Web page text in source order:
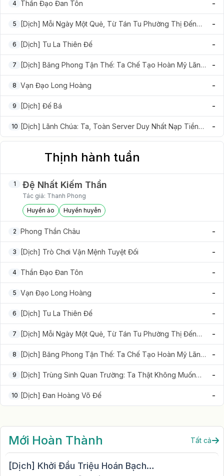
4 Thần Đạo Đan Tôn -
5
[Dịch] Mỗi Ngày Một Quẻ, Từ Tán Tu Phường Thị Đến
Trường Sinh Tiên Tôn
-
6 [Dịch] Tu La Thiên Đế -
7
[Dịch] Băng Phong Tận Thế: Ta Chế Tạo Hoàn Mỹ Lãnh
Địa
-
8 Vạn Đạo Long Hoàng -
9 [Dịch] Đế Bá -
10 [Dịch] Lãnh Chúa: Ta, Toàn Server Duy Nhất Nạp Tiền
Người Chơi
-
Thịnh hành tuần
1 Đệ Nhất Kiếm Thần
Tác giả: Thanh Phong
Huyền ảo
Huyền huyễn
2 Phong Thần Châu -
3 [Dịch] Trò Chơi Vận Mệnh Tuyệt Đối -
4 Thần Đạo Đan Tôn -
5 Vạn Đạo Long Hoàng -
6 [Dịch] Tu La Thiên Đế -
7
[Dịch] Mỗi Ngày Một Quẻ, Từ Tán Tu Phường Thị Đến
Trường Sinh Tiên Tôn
-
8
[Dịch] Băng Phong Tận Thế: Ta Chế Tạo Hoàn Mỹ Lãnh
Địa
-
9
[Dịch] Trùng Sinh Quan Trường: Ta Thật Không Muốn
Lại Tăng Chức
-
10 [Dịch] Đan Hoàng Võ Đế -
Mới Hoàn Thành Tất cả
[Dịch] Khởi Đầu Triệu Hoán Bạch